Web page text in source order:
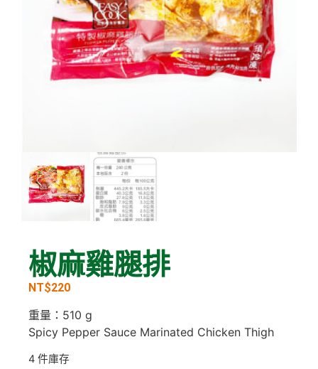
椒麻雞腿排
NT$220
重量：510 g
Spicy Pepper Sauce Marinated Chicken Thigh
4 件庫存